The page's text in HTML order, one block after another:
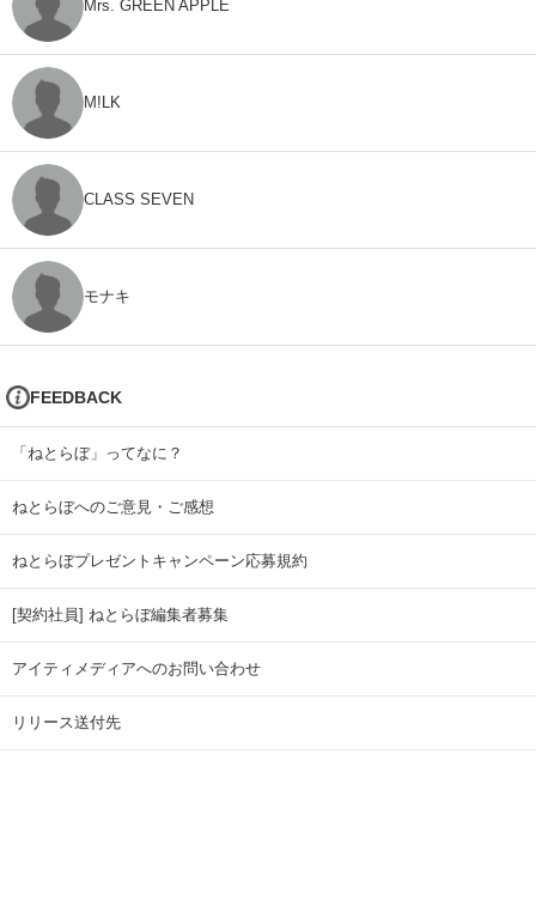
Mrs. GREEN APPLE
M!LK
CLASS SEVEN
モナキ
FEEDBACK
「ねとらぼ」ってなに？
ねとらぼへのご意見・ご感想
ねとらぼプレゼントキャンペーン応募規約
[契約社員] ねとらぼ編集者募集
アイティメディアへのお問い合わせ
リリース送付先